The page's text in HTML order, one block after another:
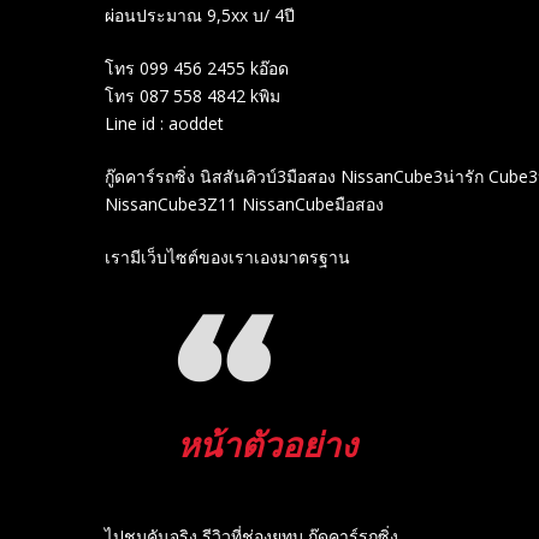
ผ่อนประมาณ 9,5xx บ/ 4ปี
โทร 099 456 2455 kอ๊อด
โทร 087 558 4842 kพิม
Line id : aoddet
กู๊ดคาร์รถซิ่ง นิสสันคิวบ์3มือสอง NissanCube3น่ารัก
NissanCube3Z11 NissanCubeมือสอง
เรามีเว็บไซต์ของเราเองมาตรฐาน
หน้าตัวอย่าง